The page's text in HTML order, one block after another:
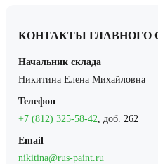
КОНТАКТЫ ГЛАВНОГО
Начальник склада
Никитина Елена Михайловна
Телефон
+7 (812) 325-58-42 , доб. 262
Email
nikitina@rus-paint.ru